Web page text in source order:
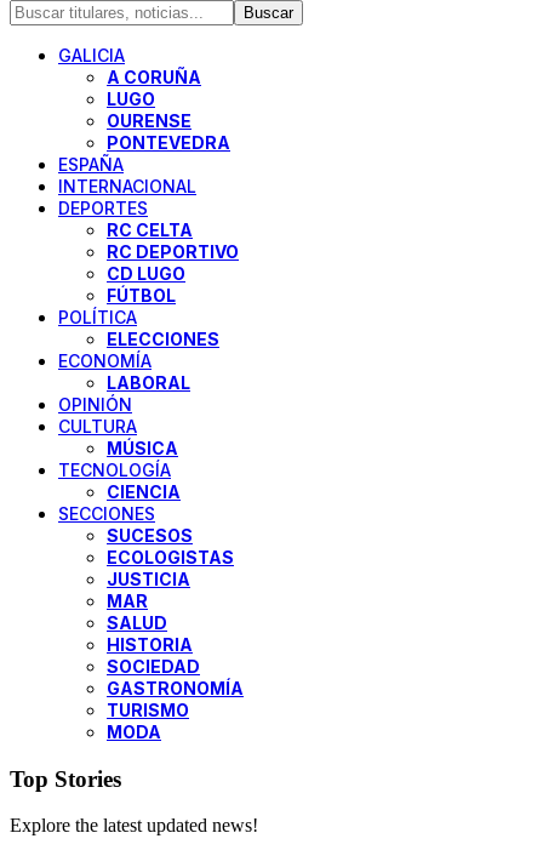
GALICIA
A CORUÑA
LUGO
OURENSE
PONTEVEDRA
ESPAÑA
INTERNACIONAL
DEPORTES
RC CELTA
RC DEPORTIVO
CD LUGO
FÚTBOL
POLÍTICA
ELECCIONES
ECONOMÍA
LABORAL
OPINIÓN
CULTURA
MÚSICA
TECNOLOGÍA
CIENCIA
SECCIONES
SUCESOS
ECOLOGISTAS
JUSTICIA
MAR
SALUD
HISTORIA
SOCIEDAD
GASTRONOMÍA
TURISMO
MODA
Top Stories
Explore the latest updated news!